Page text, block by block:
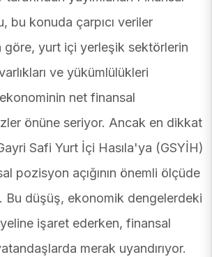
bu konuda çarpıcı veriler
göre, yurt içi yerleşik sektörlerin
ve yükümlülükleri
net finansal
önüne seriyor. Ancak en dikkat
Safi Yurt İçi Hasıla'ya (GSYİH)
pozisyon açığının önemli ölçüde
Bu düşüş, ekonomik dengelerdeki
işaret ederken, finansal
merak uyandırıyor.